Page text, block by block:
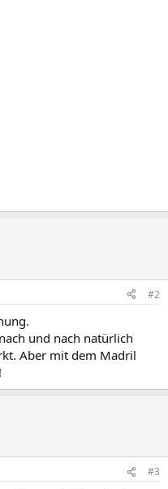
#2
und nach natürlich
Aber mit dem Madril
#3